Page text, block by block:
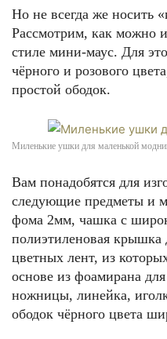
Но не всегда же носить
Рассмотрим, как можно
стиле мини-маус. Для
чёрного и розового
простой ободок.
Миленькие ушки для маленькой
Вам понадобятся для
следующие предметы и
фома 2мм, чашка с
полиэтиленовая крышка
цветных лент, из
основе из фоамирана
ножницы, линейка,
ободок чёрного цвета